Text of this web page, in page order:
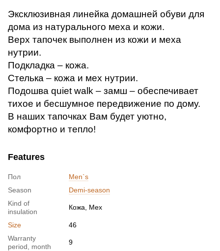
Эксклюзивная линейка домашней обуви для
дома из натурального меха и кожи.
Верх тапочек выполнен из кожи и меха
нутрии.
Подкладка – кожа.
Стелька – кожа и мех нутрии.
Подошва quiet walk – замш – обеспечивает
тихое и бесшумное передвижение по дому.
В наших тапочках Вам будет уютно,
комфортно и тепло!
Features
Пол
Men`s
Season
Demi-season
Kind of
insulation
Кожа, Мех
Size
46
Warranty
period, month
9